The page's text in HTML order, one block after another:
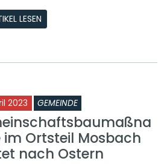
LESEN
2023 GEMEINDE
im Ortsteil Mosbach
nach Ostern